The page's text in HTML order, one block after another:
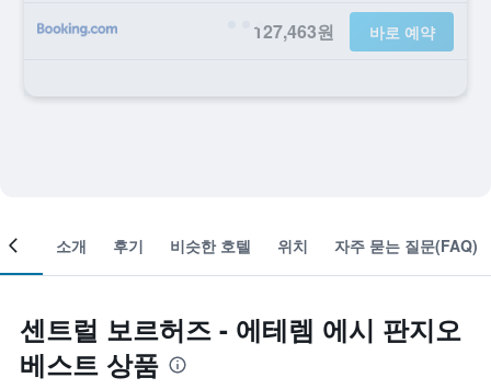
127,463원 바로 예약
객실 소개 후기 비슷한 호텔 위치 자주 묻는 질문(FAQ)
센트럴 보르허즈 - 에테렘 에시 판지오
베스트 상품